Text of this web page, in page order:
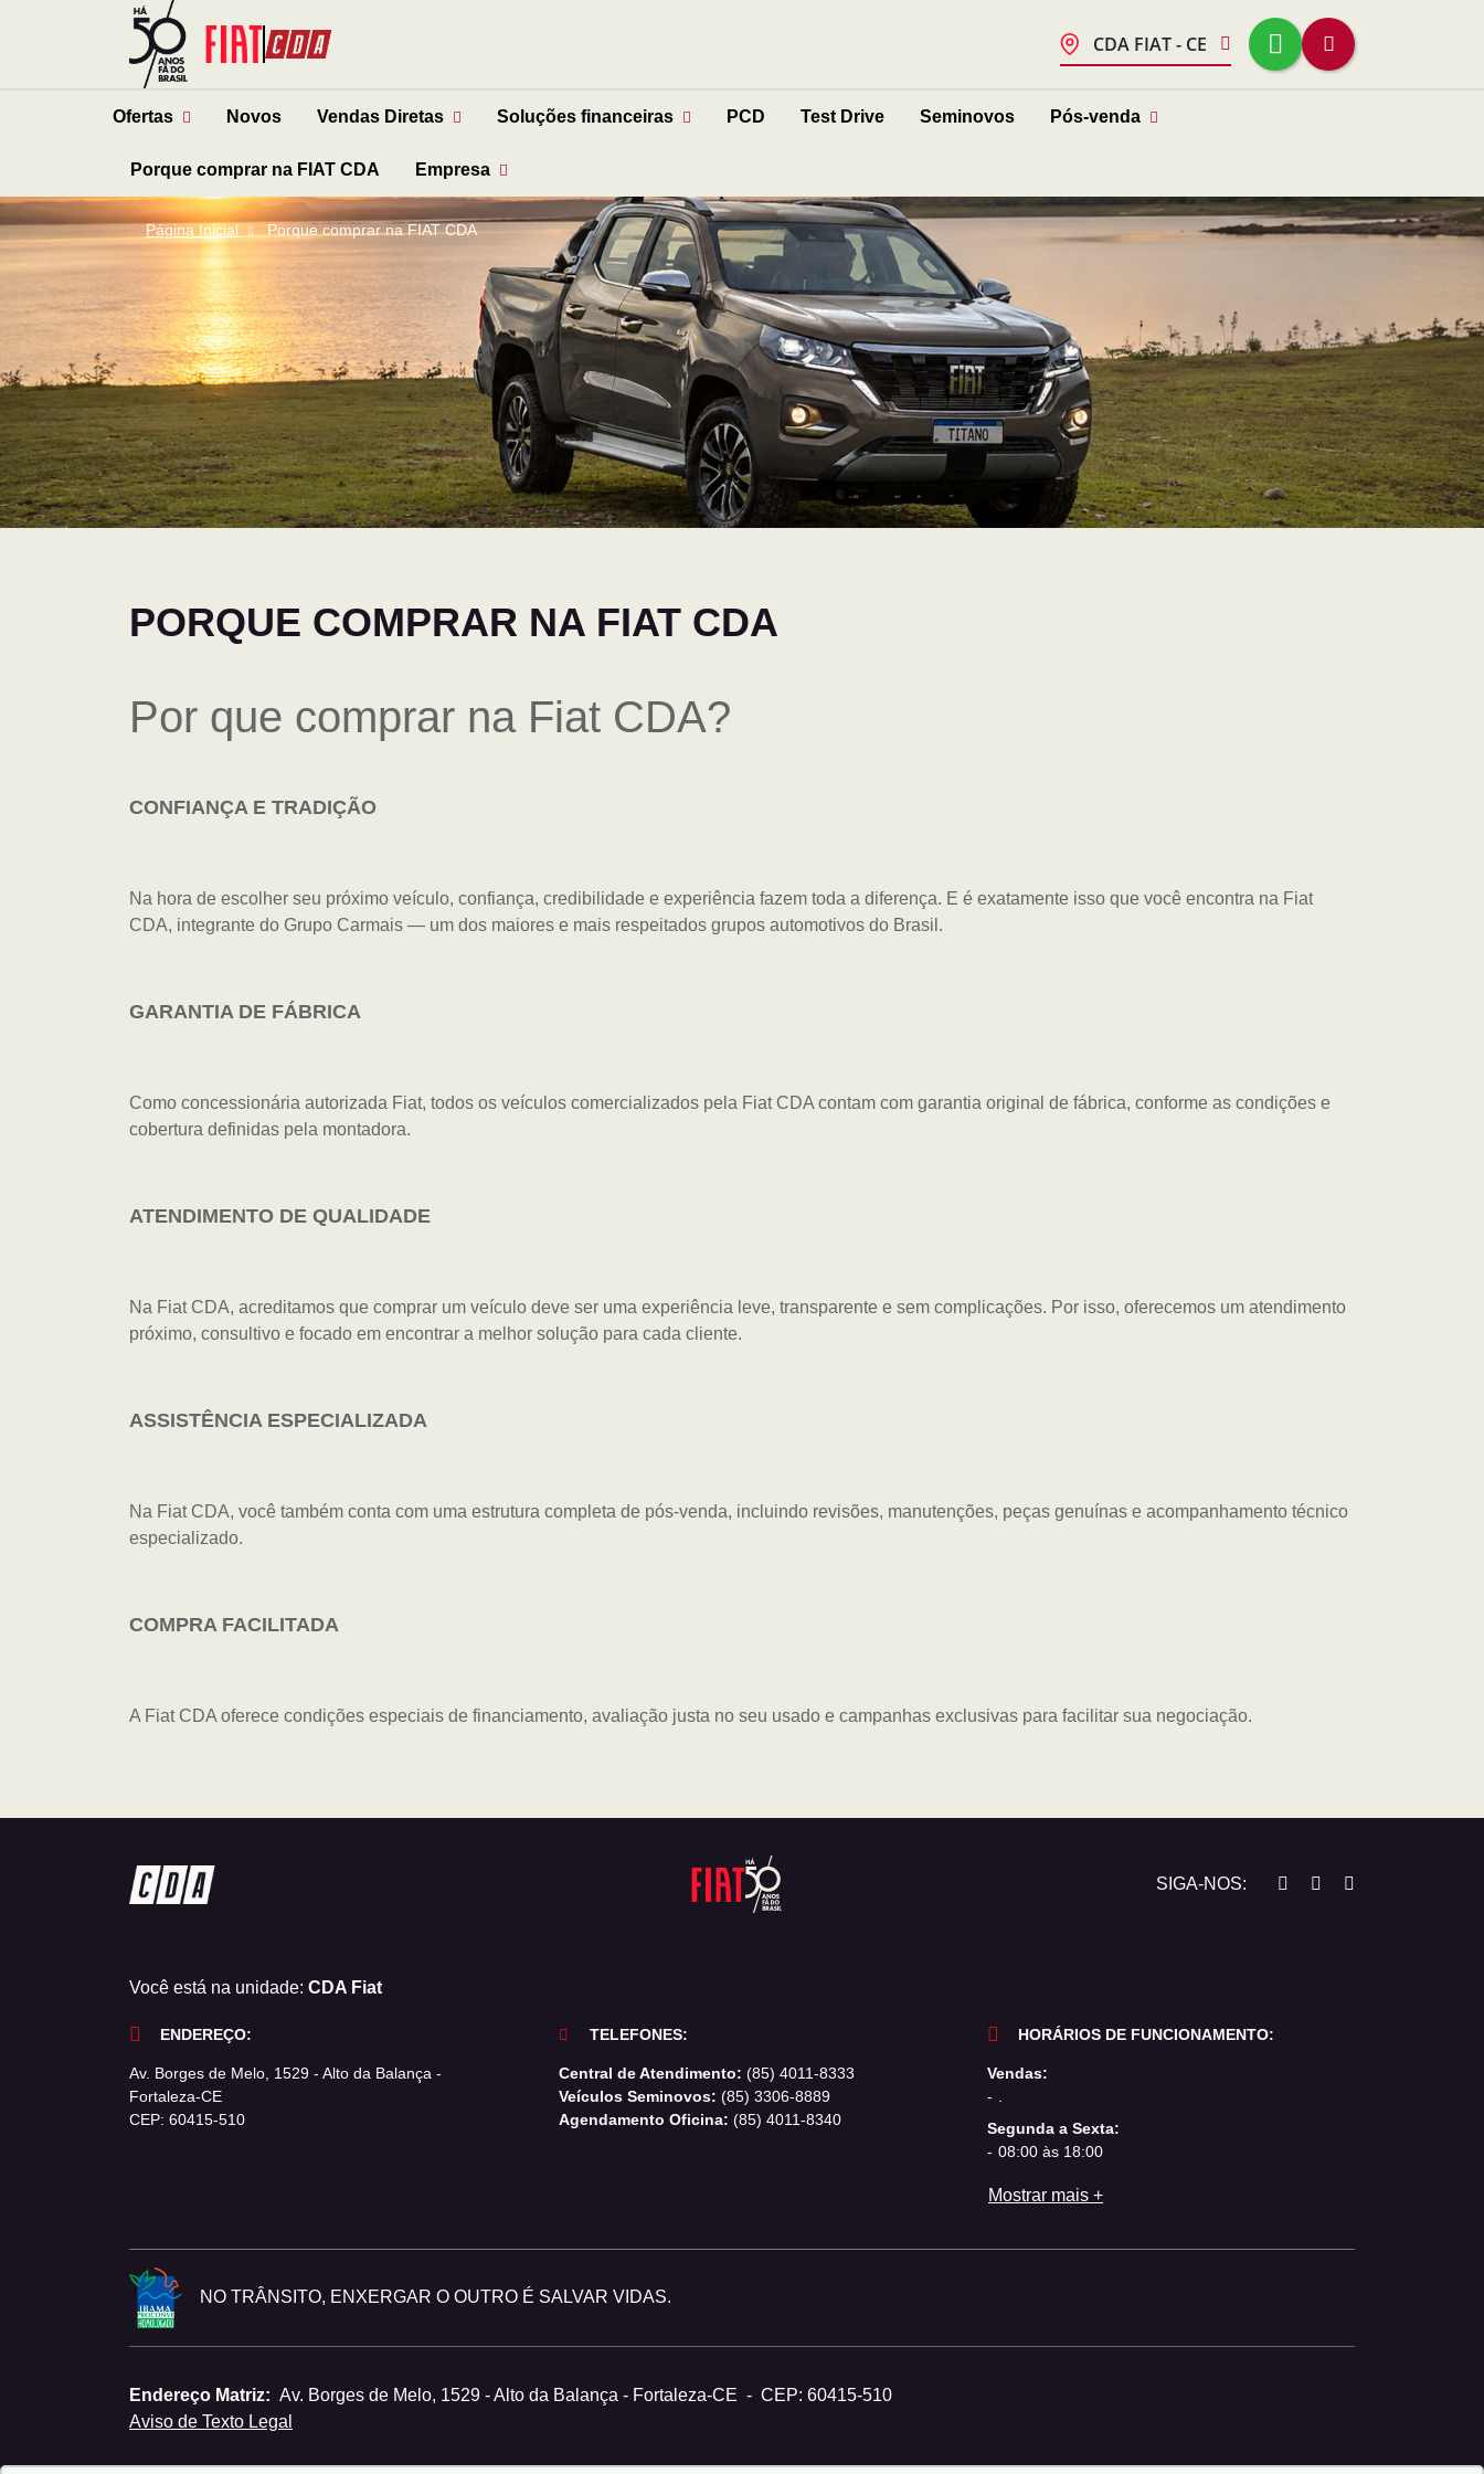
CDA FIAT - CE
Ofertas Novos Vendas Diretas Soluções financeiras PCD Test Drive Seminovos Pós-venda
Porque comprar na FIAT CDA Empresa
Página Inicial Porque comprar na FIAT CDA
PORQUE COMPRAR NA FIAT CDA
Por que comprar na Fiat CDA?
CONFIANÇA E TRADIÇÃO
Na hora de escolher seu próximo veículo, confiança, credibilidade e experiência fazem toda a diferença. E é exatamente isso que você encontra na Fiat
CDA, integrante do Grupo Carmais — um dos maiores e mais respeitados grupos automotivos do Brasil.
GARANTIA DE FÁBRICA
Como concessionária autorizada Fiat, todos os veículos comercializados pela Fiat CDA contam com garantia original de fábrica, conforme as condições e
cobertura definidas pela montadora.
ATENDIMENTO DE QUALIDADE
Na Fiat CDA, acreditamos que comprar um veículo deve ser uma experiência leve, transparente e sem complicações. Por isso, oferecemos um atendimento
próximo, consultivo e focado em encontrar a melhor solução para cada cliente.
ASSISTÊNCIA ESPECIALIZADA
Na Fiat CDA, você também conta com uma estrutura completa de pós-venda, incluindo revisões, manutenções, peças genuínas e acompanhamento técnico
especializado.
COMPRA FACILITADA
A Fiat CDA oferece condições especiais de financiamento, avaliação justa no seu usado e campanhas exclusivas para facilitar sua negociação.
SIGA-NOS:
Você está na unidade: CDA Fiat
ENDEREÇO:
Av. Borges de Melo, 1529 - Alto da Balança -
Fortaleza-CE
CEP: 60415-510
TELEFONES:
Central de Atendimento: (85) 4011-8333
Veículos Seminovos: (85) 3306-8889
Agendamento Oficina: (85) 4011-8340
HORÁRIOS DE FUNCIONAMENTO:
Vendas:
Segunda a Sexta:
08:00 às 18:00
Mostrar mais +
NO TRÂNSITO, ENXERGAR O OUTRO É SALVAR VIDAS.
Endereço Matriz: Av. Borges de Melo, 1529 - Alto da Balança - Fortaleza-CE - CEP: 60415-510
Aviso de Texto Legal